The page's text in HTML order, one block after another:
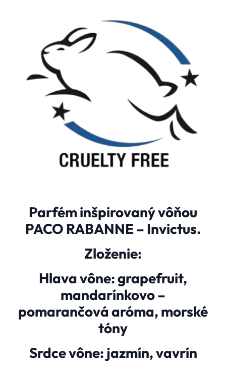
Parfém inšpirovaný vôňou
PACO RABANNE – Invictus.
Zloženie:
Hlava vône: grapefruit,
mandarínkovo –
pomarančová aróma, morské
tóny
Srdce vône: jazmín, vavrín